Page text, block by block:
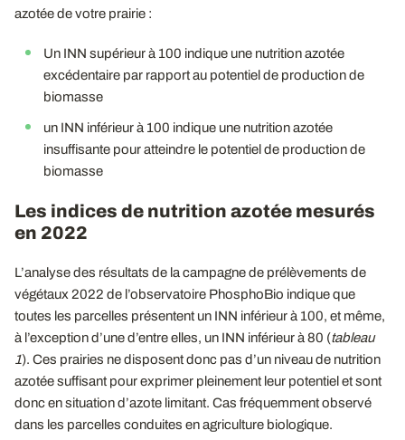
azotée de votre prairie :
Un INN supérieur à 100 indique une nutrition azotée
excédentaire par rapport au potentiel de production de
biomasse
un INN inférieur à 100 indique une nutrition azotée
insuffisante pour atteindre le potentiel de production de
biomasse
Les indices de nutrition azotée mesurés
en 2022
L’analyse des résultats de la campagne de prélèvements de
végétaux 2022 de l’observatoire PhosphoBio indique que
toutes les parcelles présentent un INN inférieur à 100, et même,
à l’exception d’une d’entre elles, un INN inférieur à 80 (tableau
1). Ces prairies ne disposent donc pas d’un niveau de nutrition
azotée suffisant pour exprimer pleinement leur potentiel et sont
donc en situation d’azote limitant. Cas fréquemment observé
dans les parcelles conduites en agriculture biologique.